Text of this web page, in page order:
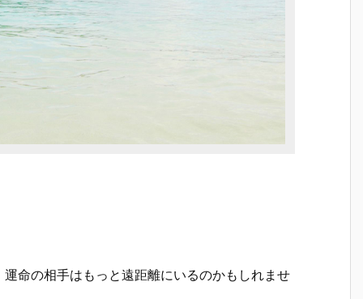
命の相手はもっと遠距離にいるのかもしれませ